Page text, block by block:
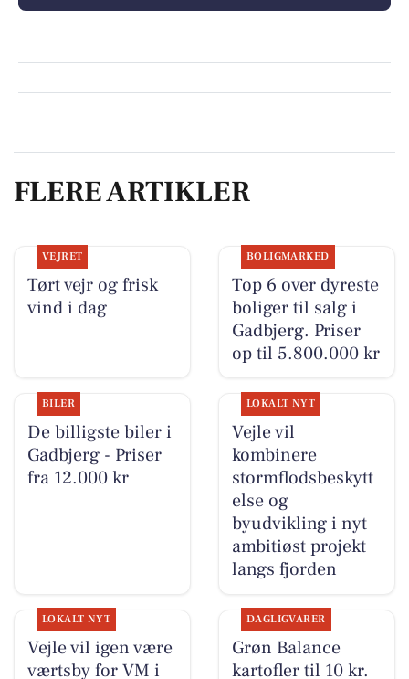
FLERE ARTIKLER
VEJRET
Tørt vejr og frisk
vind i dag
BOLIGMARKED
Top 6 over dyreste
boliger til salg i
Gadbjerg. Priser
op til 5.800.000 kr
BILER
De billigste biler i
Gadbjerg - Priser
fra 12.000 kr
LOKALT NYT
Vejle vil
kombinere
stormflodsbeskytt
else og
byudvikling i nyt
ambitiøst projekt
langs fjorden
LOKALT NYT
Vejle vil igen være
værtsby for VM i
DAGLIGVARER
Grøn Balance
kartofler til 10 kr.